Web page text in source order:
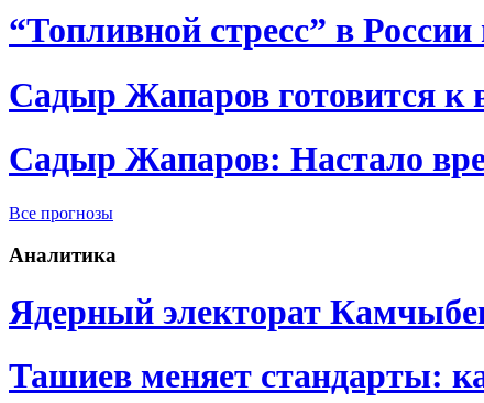
“Топливной стресс” в
Садыр Жапаров готовится
Садыр Жапаров: Настало
Все прогнозы
Аналитика
Ядерный электорат
Ташиев меняет стандарты: